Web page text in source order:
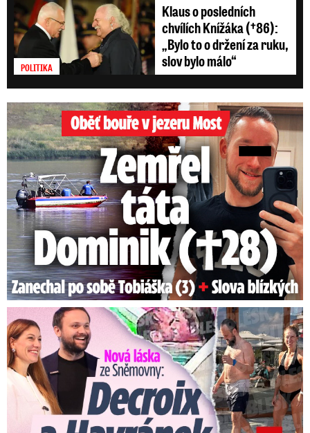
POLITIKA
Klaus o posledních
chvílích Knížáka (†86):
„Bylo to o držení za ruku,
slov bylo málo“
Oběť bouře v jezeru Most: Zemřel táta Dominik (†28)
Nová láska ve Sněmovně: Decroix s mladým kolegou z ODS